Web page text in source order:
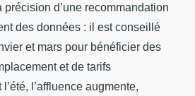
précision d’une recommandation
des données : il est conseillé
et mars pour bénéficier des
et de tarifs
l’affluence augmente,